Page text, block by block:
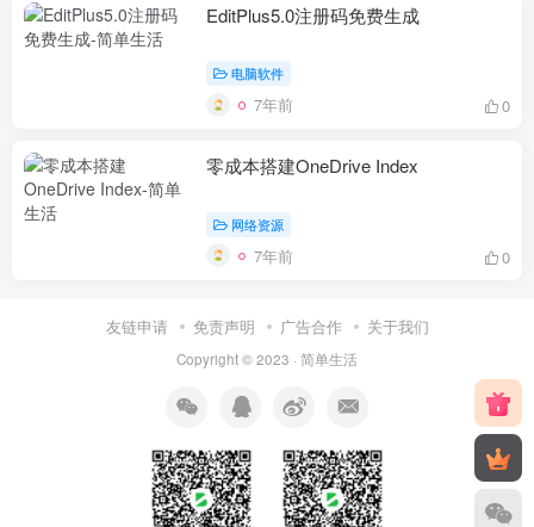
EditPlus5.0注册码免费生成
电脑软件
7年前 0
零成本搭建OneDrive Index
网络资源
7年前 0
友链申请 免责声明 广告合作 关于我们
Copyright © 2023 · 简单生活